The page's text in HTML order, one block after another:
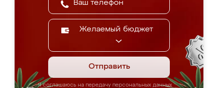
Желаемый бюджет
Отправить
Я соглашаюсь на передачу персональных данных